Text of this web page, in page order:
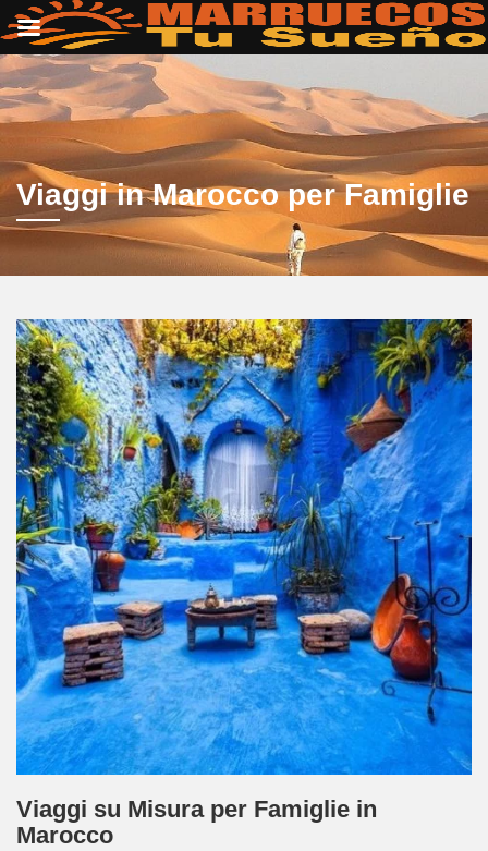
Viaggi in Marocco per Famiglie
Viaggi su Misura per Famiglie in
Marocco